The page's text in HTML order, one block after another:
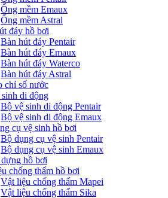
Ống mềm Emaux
Ống mềm Astral
đáy hồ bơi
Bàn hút đáy Pentair
Bàn hút đáy Emaux
Bàn hút đáy Waterco
Bàn hút đáy Astral
chỉ số nước
di động
Bộ vệ sinh di động Pentair
Bộ vệ sinh di động Emaux
cụ vệ sinh hồ bơi
Bộ dụng cụ vệ sinh Pentair
Bộ dụng cụ vệ sinh Emaux
hồ bơi
chống thấm hồ bơi
Vật liệu chống thấm Mapei
Vật liệu chống thấm Sika